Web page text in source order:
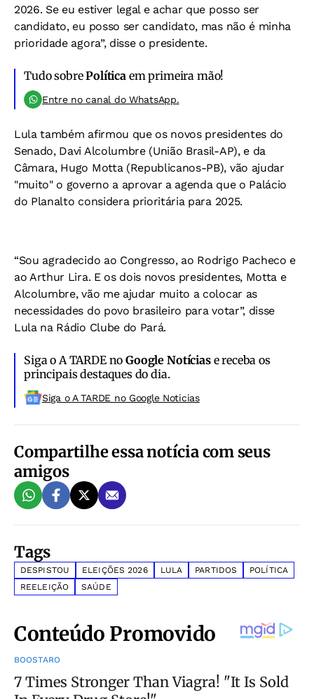
2026. Se eu estiver legal e achar que posso ser
candidato, eu posso ser candidato, mas não é minha
prioridade agora”, disse o presidente.
Tudo sobrePolítica em primeira mão!
Entre no canal do WhatsApp.
Lula também afirmou que os novos presidentes do
Senado, Davi Alcolumbre (União Brasil-AP), e da
Câmara, Hugo Motta (Republicanos-PB), vão ajudar
"muito" o governo a aprovar a agenda que o Palácio
do Planalto considera prioritária para 2025.
“Sou agradecido ao Congresso, ao Rodrigo Pacheco e
ao Arthur Lira. E os dois novos presidentes, Motta e
Alcolumbre, vão me ajudar muito a colocar as
necessidades do povo brasileiro para votar”, disse
Lula na Rádio Clube do Pará.
Siga o A TARDE noGoogle Notíciase receba os
principais destaques do dia.
Siga o A TARDE no Google Noticias
Compartilhe essa notícia com seus
amigos
Tags
DESPISTOU ELEIÇÕES 2026 LULA PARTIDOS
POLÍTICA
REELEIÇÃO
SAÚDE